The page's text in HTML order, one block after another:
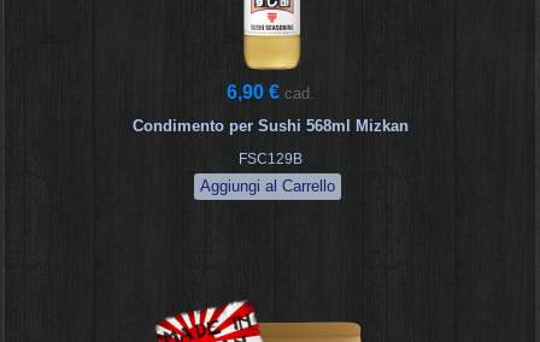
6,90 € cad.
Condimento per Sushi 568ml Mizkan
FSC129B